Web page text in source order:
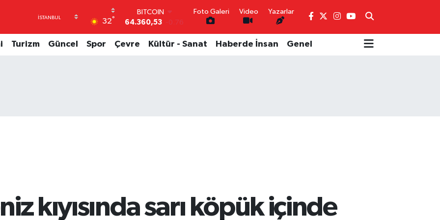
32°
DOLAR
47,7069
0.17
EURO
55,0265 0.01
Foto Galeri Video Yazarlar
Turizm Güncel Spor Çevre Kültür - Sanat Haberde İnsan Genel
kıyısında sarı köpük içinde